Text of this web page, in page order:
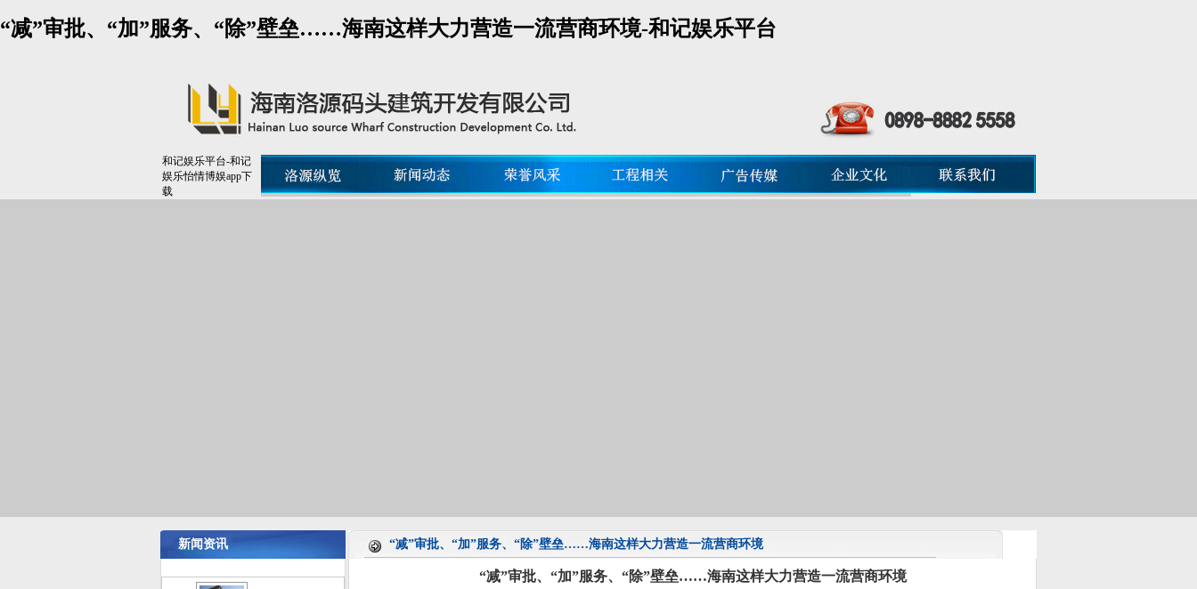
“减”审批、“加”服务、“除”壁垒……海南这样大力营造一流营商环境-和记娱乐平台
和记娱乐平台-和记
娱乐怡情博娱app下
载
新闻资讯 “减”审批、“加”服务、“除”壁垒……海南这样大力营造一流营商环境
“减”审批、“加”服务、“除”壁垒……海南这样大力营造一流营商环境